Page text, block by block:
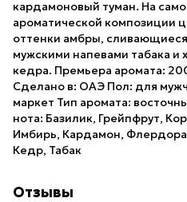
кардамоновый туман. На
ароматической композиции
оттенки амбры,
мужскими напевами табака
кедра. Премьера аромата:
Сделано в: ОАЭ Пол: для
маркет Тип аромата:
нота: Базилик, Грейпфрут,
Имбирь, Кардамон,
Кедр, Табак
Отзывы